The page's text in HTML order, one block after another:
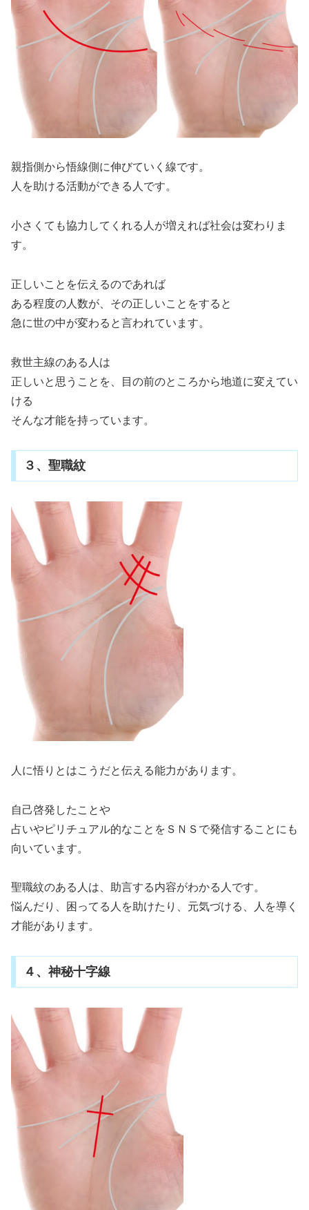
親指側から悟線側に伸びていく線です。
人を助ける活動ができる人です。
小さくても協力してくれる人が増えれば社会は変わりま
す。
正しいことを伝えるのであれば
ある程度の人数が、その正しいことをすると
急に世の中が変わると言われています。
救世主線のある人は
正しいと思うことを、目の前のところから地道に変えてい
ける
そんな才能を持っています。
３、聖職紋
人に悟りとはこうだと伝える能力があります。
自己啓発したことや
占いやピリチュアル的なことをＳＮＳで発信することにも
向いています。
聖職紋のある人は、助言する内容がわかる人です。
悩んだり、困ってる人を助けたり、元気づける、人を導く
才能があります。
４、神秘十字線